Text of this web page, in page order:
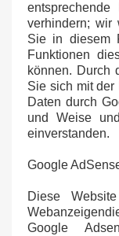
verhindern; wir
Sie in diesem
Funktionen
können. Durch
Sie sich mit der
Daten durch
und Weise
einverstanden.
Google
Diese
Google